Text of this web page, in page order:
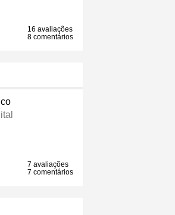
16 avaliações
8 comentários
7 avaliações
7 comentários